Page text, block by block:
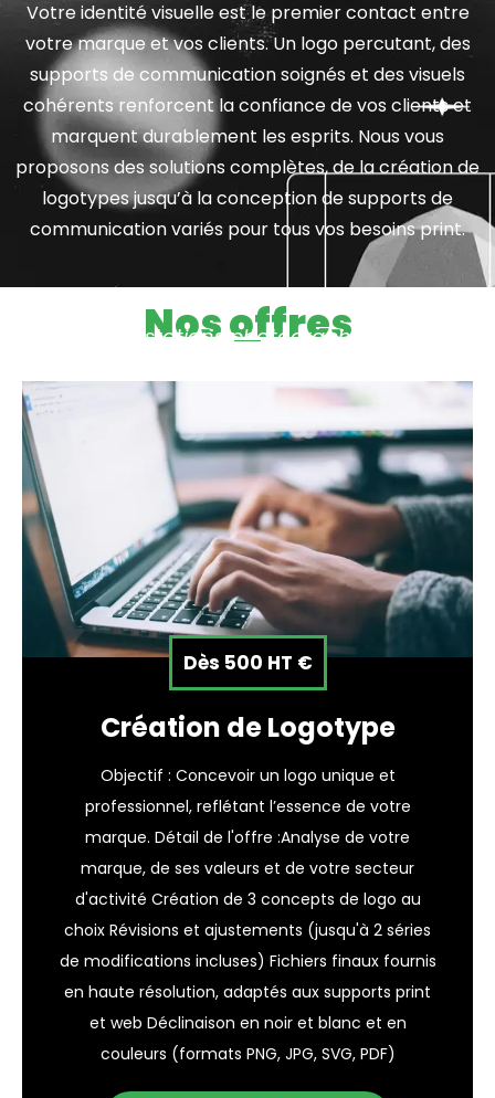
Votre identité visuelle est le premier contact entre
votre marque et vos clients. Un logo percutant, des
supports de communication soignés et des visuels
cohérents renforcent la confiance de vos clients et
marquent durablement les esprits. Nous vous
proposons des solutions complètes, de la création de
logotypes jusqu’à la conception de supports de
communication variés pour tous vos besoins print.
Nos offres
& prestations photographiques
Dès 500 HT €
Création de Logotype
Objectif : Concevoir un logo unique et
professionnel, reflétant l’essence de votre
marque. Détail de l'offre :Analyse de votre
marque, de ses valeurs et de votre secteur
d'activité Création de 3 concepts de logo au
choix Révisions et ajustements (jusqu'à 2 séries
de modifications incluses) Fichiers finaux fournis
en haute résolution, adaptés aux supports print
et web Déclinaison en noir et blanc et en
couleurs (formats PNG, JPG, SVG, PDF)